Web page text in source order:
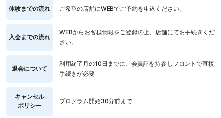
体験までの流れ ご希望の店舗にWEBでご予約を申込ください。
入会までの流れ
WEBからお客様情報をご登録の上、店舗にてお手続きくだ
さい。
退会について
利用終了月の10日までに、会員証を持参しフロントで直接
手続きが必要
キャンセル
ポリシー
プログラム開始30分前まで